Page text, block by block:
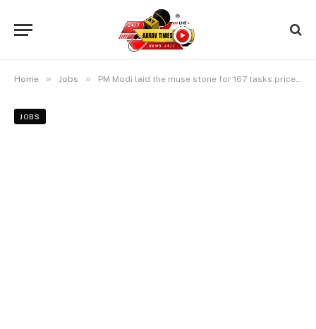
Home » Jobs » PM Modi laid the muse stone for 167 tasks price Rs 5,700 crore; Defence Ministry signed a deal price Rs 13,500 crore with HAL | करेंट अफेयर्स 13 दिसंबर: पीएम मोदी ने 5,700 करोड़ के167 प्रोजेक्ट शुरू किए; रक्षा मंत्रालय और HAL में 13,500 करोड़ की डील
JOBS